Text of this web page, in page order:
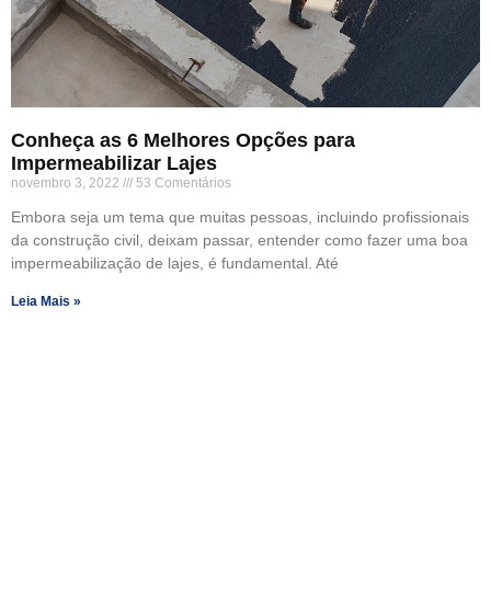
Conheça as 6 Melhores Opções para
Impermeabilizar Lajes
novembro 3, 2022 53 Comentários
Embora seja um tema que muitas pessoas, incluindo profissionais
da construção civil, deixam passar, entender como fazer uma boa
impermeabilização de lajes, é fundamental. Até
Leia Mais »